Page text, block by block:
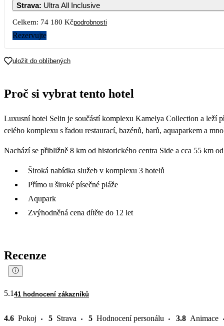
Strava: Ultra All Inclusive
Celkem: 74 180 Kčpodrobnosti
Rezervujte
uložit do oblíbených
Proč si vybrat tento hotel
Luxusní hotel Selin je součástí komplexu Kamelya Collection a leží
celého komplexu s řadou restaurací, bazénů, barů, aquaparkem a
Nachází se přibližně 8 km od historického centra Side a cca 55 km
Široká nabídka služeb v komplexu 3 hotelů
Přímo u široké písečné pláže
Aqupark
Zvýhodněná cena dítěte do 12 let
Recenze
5.1 41 hodnocení zákazníků
4.6 Pokoj 5 Strava 5 Hodnocení personálu 3.8 Animace